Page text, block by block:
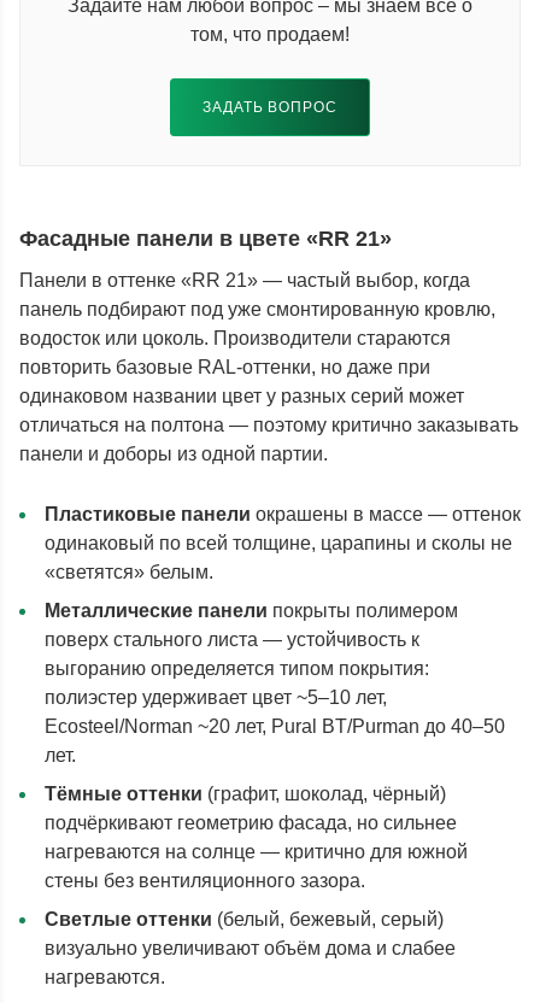
Задайте нам любой вопрос – мы знаем всё о
том, что продаем!
ЗАДАТЬ ВОПРОС
Фасадные панели в цвете «RR 21»
Панели в оттенке «RR 21» — частый выбор, когда
панель подбирают под уже смонтированную кровлю,
водосток или цоколь. Производители стараются
повторить базовые RAL-оттенки, но даже при
одинаковом названии цвет у разных серий может
отличаться на полтона — поэтому критично заказывать
панели и доборы из одной партии.
Пластиковые панели окрашены в массе — оттенок
одинаковый по всей толщине, царапины и сколы не
«светятся» белым.
Металлические панели покрыты полимером
поверх стального листа — устойчивость к
выгоранию определяется типом покрытия:
полиэстер удерживает цвет ~5–10 лет,
Ecosteel/Norman ~20 лет, Pural BT/Purman до 40–50
лет.
Тёмные оттенки (графит, шоколад, чёрный)
подчёркивают геометрию фасада, но сильнее
нагреваются на солнце — критично для южной
стены без вентиляционного зазора.
Светлые оттенки (белый, бежевый, серый)
визуально увеличивают объём дома и слабее
нагреваются.